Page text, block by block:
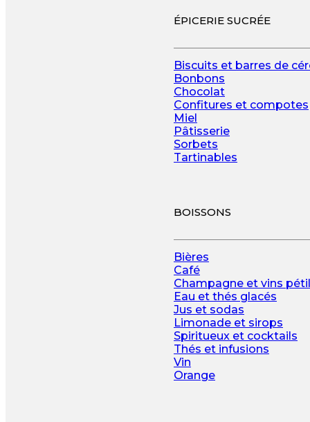
ÉPICERIE SUCRÉE
Biscuits et barres de
Bonbons
Chocolat
Confitures et compotes
Miel
Pâtisserie
Sorbets
Tartinables
BOISSONS
Bières
Café
Champagne et vins
Eau et thés glacés
Jus et sodas
Limonade et sirops
Spiritueux et cocktails
Thés et infusions
Vin
Orange